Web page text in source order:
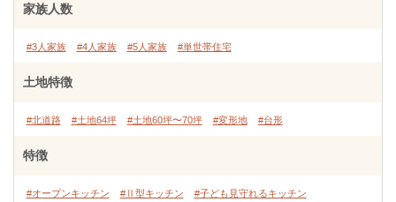
家族人数
#3人家族 #4人家族 #5人家族 #単世帯住宅
土地特徴
#北道路 #土地64坪 #土地60坪〜70坪 #変形地 #台形
特徴
#オープンキッチン #Ⅱ型キッチン
#子ども見守れるキッチン